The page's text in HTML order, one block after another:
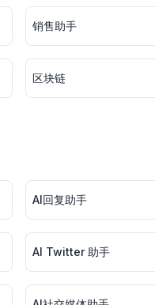
销售助手
区块链
AI回复助手
AI Twitter 助手